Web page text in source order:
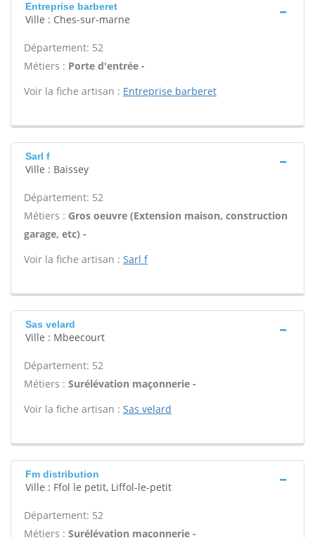
Entreprise barberet
Ville : Ches-sur-marne
Département: 52
Métiers : Porte d'entrée -
Voir la fiche artisan : Entreprise barberet
Sarl f
Ville : Baissey
Département: 52
Métiers : Gros oeuvre (Extension maison, construction
garage, etc) -
Voir la fiche artisan : Sarl f
Sas velard
Ville : Mbeecourt
Département: 52
Métiers : Surélévation maçonnerie -
Voir la fiche artisan : Sas velard
Fm distribution
Ville : Ffol le petit, Liffol-le-petit
Département: 52
Métiers : Surélévation maçonnerie -